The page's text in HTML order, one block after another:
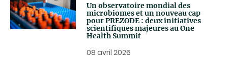
Un observatoire mondial des
microbiomes et un nouveau cap
pour PREZODE : deux initiatives
scientifiques majeures au One
Health Summit
08 avril 2026